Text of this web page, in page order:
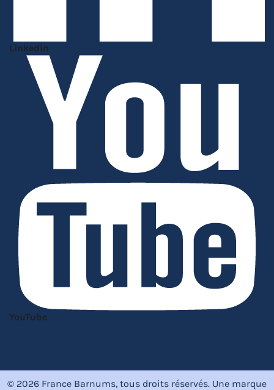
Linkedin
YouTube
© 2026 France Barnums, tous droits réservés. Une marque